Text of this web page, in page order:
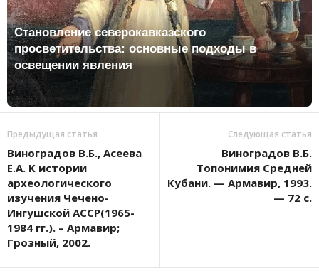
Становление северокавказского
просветительства: основные подходы в
освещении явления
Предыдущая статья
Виноградов В.Б., Асеева
Е.А. К истории
археологического
изучения Чечено-
Ингушской АССР(1965-
1984 гг.). – Армавир;
Грозный, 2002.
Следующая статья
Виноградов В.Б.
Топонимия Средней
Кубани. — Армавир, 1993.
— 72 с.